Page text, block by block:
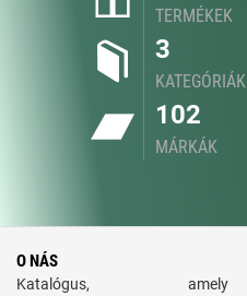
TERMÉKEK
3
KATEGÓRIÁK
102
MÁRKÁK
O NÁS
Katalógus, amely